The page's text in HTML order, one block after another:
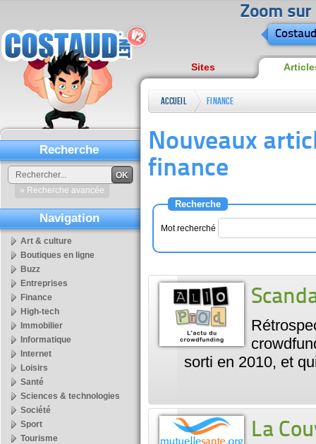
Zoom sur
Sites
Accueil Finance
Nouveaux
finance
Recherche
Mot recherché
sorti en 2010, et
La
Recherche
OK
» Recherche avancée
Navigation
Art & culture
Boutiques en ligne
Buzz
Entreprises
Finance
High-tech
Immobilier
Informatique
Internet
Loisirs
Santé
Sciences & technologies
Société
Sport
Tourisme